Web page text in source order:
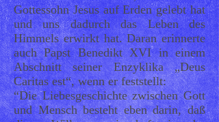
Gottessohn Jesus auf Erden gelebt hat
und uns dadurch das Leben des
Himmels erwirkt hat. Daran erinnerte
auch Papst Benedikt XVI in einem
Abschnitt seiner Enzyklika „Deus
Caritas est“, wenn er feststellt:
“Die Liebesgeschichte zwischen Gott
und Mensch besteht eben darin, daß